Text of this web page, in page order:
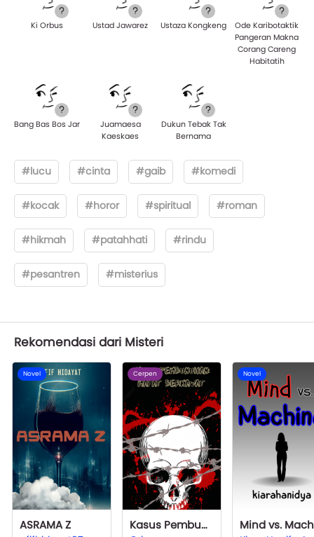
Ki Orbus Ustad Jawarez Ustaza Kongkeng
Ode Karibotaktik
Pangeran Makna
Corang Careng
Habitatih
Bang Bas Bos Jar
Juamaesa
Kaeskaes
Dukun Tebak Tak
Bernama
#lucu #cinta #gaib #komedi
#kocak #horor #spiritual #roman
#hikmah #patahhati #rindu
#pesantren #misterius
Rekomendasi dari Misteri
Novel
ASRAMA Z
Cerpen
Kasus Pembunuban: Mayat Berkawat
Novel